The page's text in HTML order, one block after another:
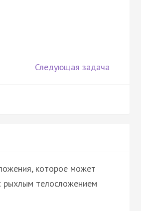
Следующая задача
которое может
телосложением